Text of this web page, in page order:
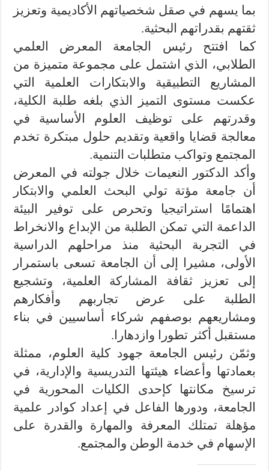
بما يسهم في صقل شخصياتهم الأكاديمية وتعزيز
ثقتهم بقدراتهم البحثية.
كما افتتح رئيس الجامعة المعرض العلمي
الطلابي، الذي اشتمل على مجموعة متميزة من
المشاريع التطبيقية والابتكارات العلمية التي
عكست مستوى التميز الذي بلغه طلبة الكلية،
وقدرتهم على توظيف العلوم الأساسية في
معالجة قضايا واقعية وتقديم حلول مبتكرة تخدم
المجتمع وتواكب متطلبات التنمية.
وأكد الدكتور النعيمات خلال جولته في المعرض
أن جامعة مؤتة تولي البحث العلمي والابتكار
اهتمامًا استراتيجيا وتحرص على توفير البيئة
الداعمة التي تمكن الطلبة من الإبداع والانخراط
في التجربة البحثية منذ مراحلهم الدراسية
الأولى، مشيرا إلى أن الجامعة تسعى باستمرار
إلى تعزيز ثقافة المشاركة العلمية، وتشجيع
الطلبة على عرض تجاربهم وأفكارهم
ومشاريعهم بوصفهم شركاء أساسيين في بناء
مستقبل أكثر تطورا وازدهارا.
وثمّن رئيس الجامعة جهود كلية العلوم، ممثلة
بعمادتها وأعضاء هيئتها التدريسية والإدارية، في
ترسيخ مكانتها كإحدى الكليات المحورية في
الجامعة، ودورها الفاعل في إعداد كوادر علمية
مؤهلة تمتلك المعرفة والمهارة والقدرة على
الإسهام في خدمة الوطن والمجتمع.